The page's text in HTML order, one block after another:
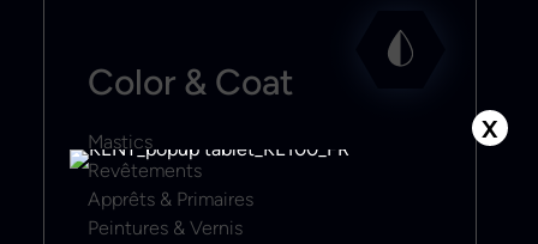
Color & Coat
Mastics
Revêtements
Apprêts & Primaires
Peintures & Vernis
X